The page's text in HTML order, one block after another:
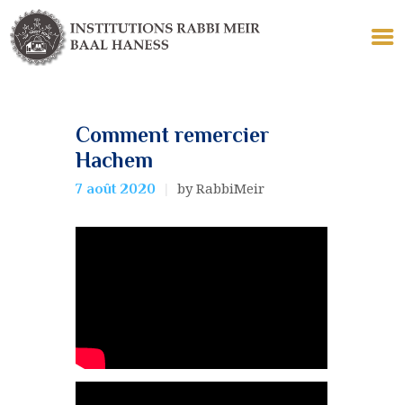
LES INSTITUTIONS
ECOLE
TALMUD TORAH
Comment remercier
Hachem
7 août 2020 by RabbiMeir